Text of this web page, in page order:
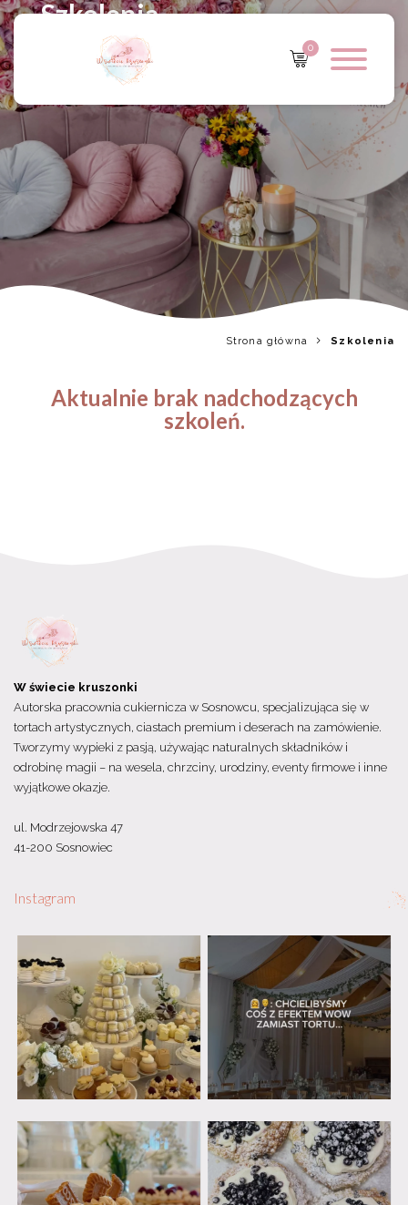
0
Szkolenia
Strona główna Szkolenia
Aktualnie brak nadchodzących
szkoleń.
W świecie kruszonki
Autorska pracownia cukiernicza w Sosnowcu, specjalizująca się w
tortach artystycznych, ciastach premium i deserach na zamówienie.
Tworzymy wypieki z pasją, używając naturalnych składników i
odrobinę magii – na wesela, chrzciny, urodziny, eventy firmowe i inne
wyjątkowe okazje.
ul. Modrzejowska 47
41-200 Sosnowiec
Instagram